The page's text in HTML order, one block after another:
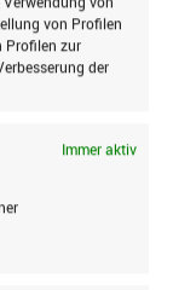
von Profilen
Profilen zur
der
Immer aktiv
Profis:
anrufen